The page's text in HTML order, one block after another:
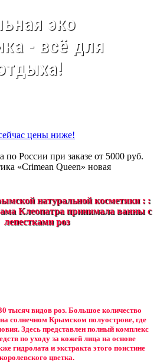
эко
- всё для
цены ниже!
по России при заказе от 5000 руб.
натуральной косметики : :
Клеопатра принимала ванны с
лепестками роз
тысяч видов роз. Большое количество
на солнечном Крымском полуострове, где
Здесь представлен полный комплекс
по уходу за кожей лица на основе
гидролата и экстракта этого поистине
королевского цветка.